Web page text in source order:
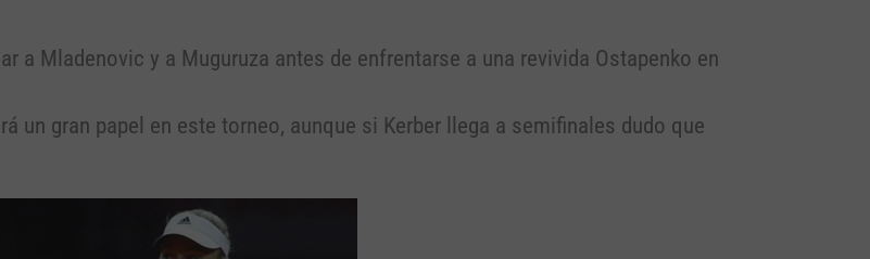
a Mladenovic y a Muguruza antes de enfrentarse a una revivida Ostapenko en
un gran papel en este torneo, aunque si Kerber llega a semifinales dudo que